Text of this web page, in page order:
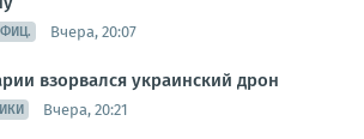
Вчера, 20:07
взорвался украинский дрон
Вчера, 20:21